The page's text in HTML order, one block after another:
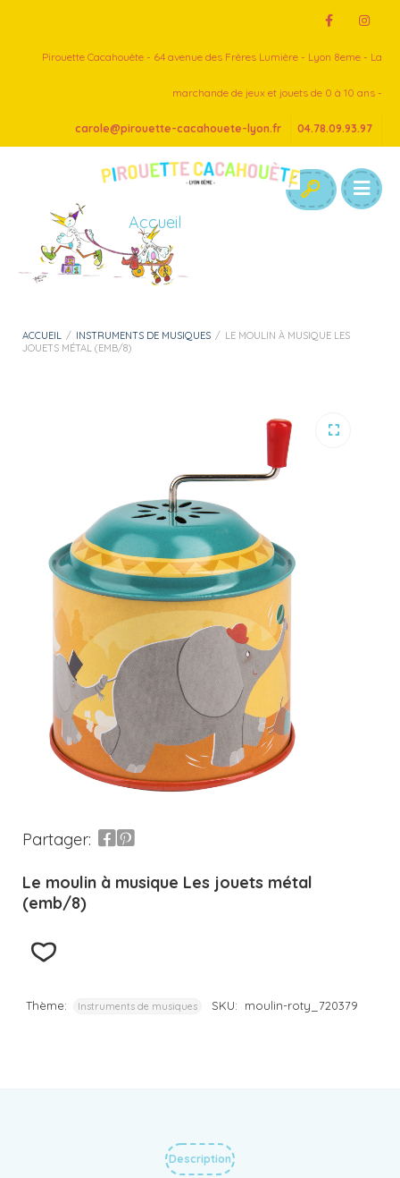
Pirouette Cacahouète - 64 avenue des Frères Lumière - Lyon 8eme - La
marchande de jeux et jouets de 0 à 10 ans -
carole@pirouette-cacahouete-lyon.fr 04.78.09.93.97
Accueil
ACCUEIL / INSTRUMENTS DE MUSIQUES / LE MOULIN À MUSIQUE LES
JOUETS MÉTAL (EMB/8)
Partager:
Le moulin à musique Les jouets métal
(emb/8)
Thème: Instruments de musiques SKU: moulin-roty_720379
Description